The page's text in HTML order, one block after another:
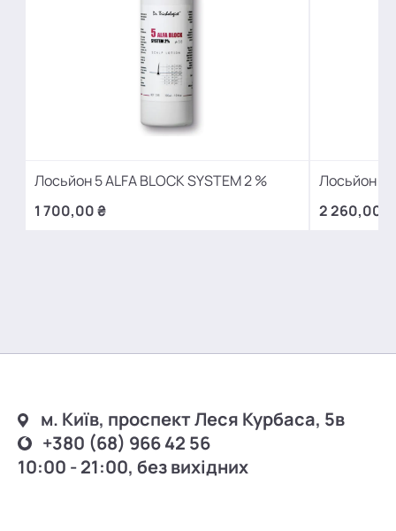
Лосьйон 5 ALFA BLOCK SYSTEM 2 %
1 700,00 ₴
Лосьйон 5
2 260,00 ₴
м. Київ, проспект Леся Курбаса, 5в
+380 (68) 966 42 56
10:00 - 21:00, без вихідних